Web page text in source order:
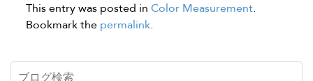
This entry was posted in Color Measurement.
Bookmark the permalink.